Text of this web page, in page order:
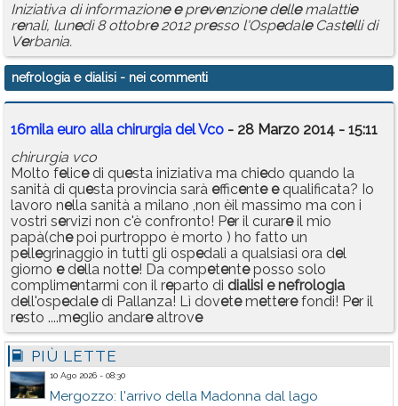
Iniziativa di informazione eprevenzionedellemalattie
renali, lunedì 8 ottobre2012 presso l'OspedaleCastelli di
Verbania.
nefrologia e dialisi - nei commenti
16mila euro alla chirurgia del Vco - 28 Marzo 2014 - 15:11
chirurgia vco
Molto felicedi questa iniziativa ma chiedo quando la
sanità di questa provincia sarà efficente equalificata? Io
lavoro nella sanità a milano ,non èil massimo ma con i
vostri servizi non c'è confronto! Per il curareil mio
papà(chepoi purtroppo è morto ) ho fatto un
pellegrinaggio in tutti gli ospedali a qualsiasi ora del
giorno edella notte! Da competenteposso solo
complimentarmi con il reparto di dialisi e nefrologia
dell'ospedaledi Pallanza! Lì dovetemetterefondi! Per il
resto ....meglio andarealtrove
PIÙ LETTE
10 Ago 2026 - 08:30
Mergozzo: l'arrivo della Madonna dal lago